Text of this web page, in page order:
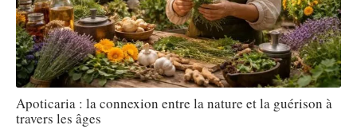
Apoticaria : la connexion entre la nature et la guérison à
travers les âges